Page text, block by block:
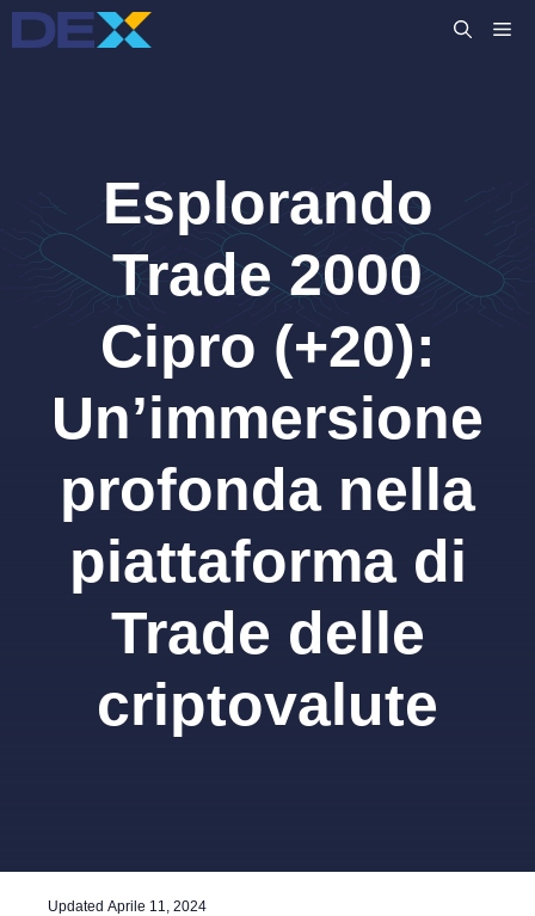
Vai
al
Esplorando
Trade 2000
Cipro (+20):
Un’immersione
profonda nella
piattaforma di
Trade delle
criptovalute
Updated Aprile 11, 2024